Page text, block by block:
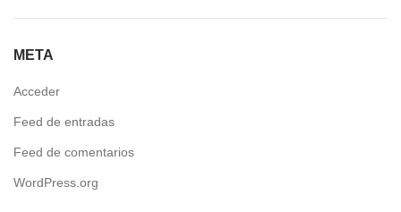
META
Acceder
Feed de entradas
Feed de comentarios
WordPress.org